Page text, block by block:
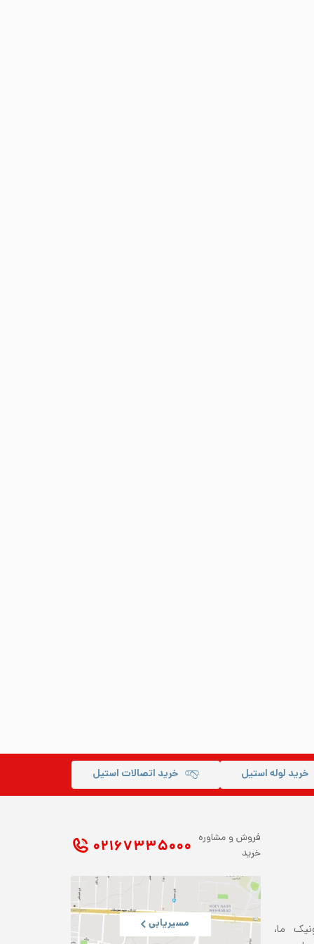
خرید لوله استیل خرید اتصالات استیل
ما،
فروش و مشاوره
خرید
۰۲۱ ۶۷۳۳۵۰۰۰
مسیریابی